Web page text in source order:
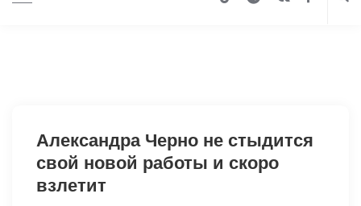
Александра Черно не стыдится
свой новой работы и скоро
взлетит